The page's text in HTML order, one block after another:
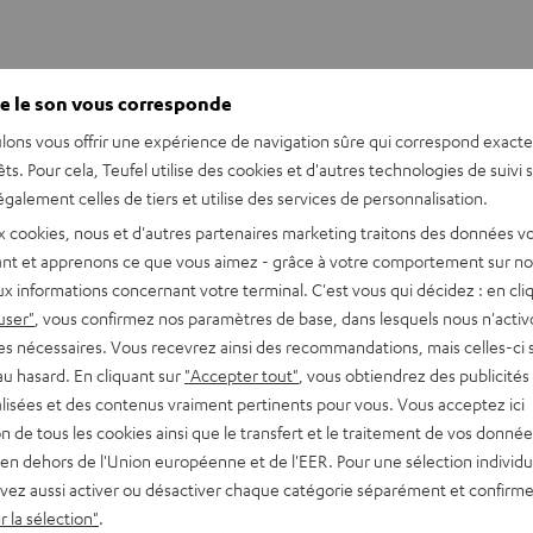
commercial HDMI, et les logos HDMI sont des
le son vous corresponde
vous offrir une expérience de navigation sûre qui correspond
Pour cela, Teufel utilise des cookies et d'autres technologies de suivi
celles de tiers et utilise des services de personnalisation.
cookies, nous et d'autres partenaires marketing traitons des données
et apprenons ce que vous aimez - grâce à votre comportement sur
informations concernant votre terminal. C'est vous qui décidez : en
, vous confirmez nos paramètres de base, dans lesquels nous
nécessaires. Vous recevrez ainsi des recommandations, mais celles-ci
hasard. En cliquant sur "Accepter tout" , vous obtiendrez des publicités
et des contenus vraiment pertinents pour vous. Vous acceptez ici
de tous les cookies ainsi que le transfert et le traitement de vos
dehors de l'Union européenne et de l'EER. Pour une sélection
aussi activer ou désactiver chaque catégorie séparément et
la sélection"